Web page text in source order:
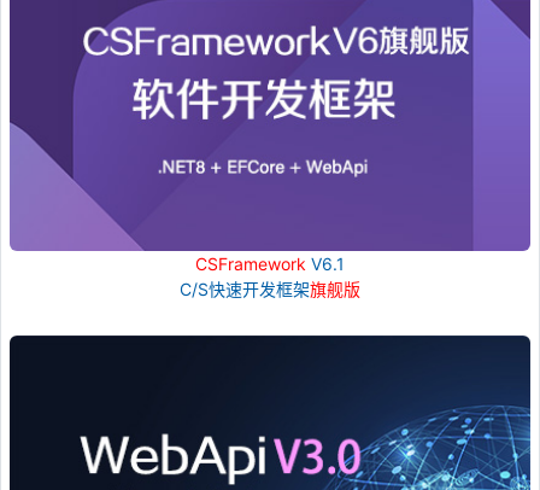
CSFramework V6.1
C/S快速开发框架旗舰版